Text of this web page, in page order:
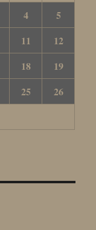
4
5
11
12
18
19
25
26